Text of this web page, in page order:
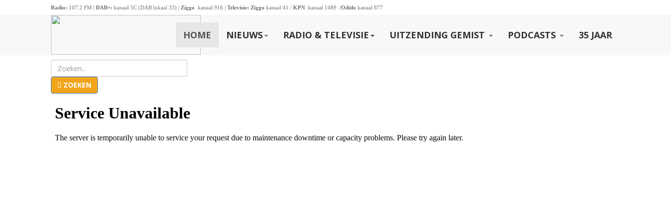
Radio: 107.2 FM | DAB+: kanaal 5C (DAB lokaal 33) | Ziggo kanaal 916 | Televisie: Ziggo kanaal 41 / KPN kanaal 1489 /Odido kanaal 877
HOME NIEUWS RADIO & TELEVISIE UITZENDING GEMIST PODCASTS 35 JAAR
ZOEKEN